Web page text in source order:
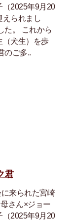
（2025年9月20
えられまし
た。 これから
（犬生）を歩
のご多..
君
来られた宮崎
さん×ジョー
（2025年9月20